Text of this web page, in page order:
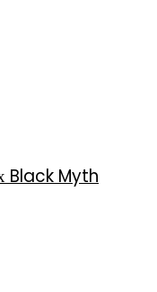
Black Myth